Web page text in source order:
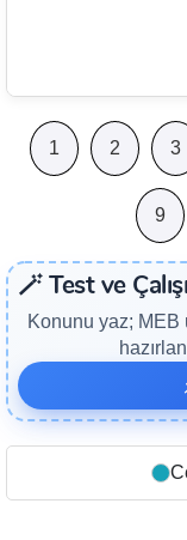
1 2 3
9
🪄 Test ve
Konunu yaz;